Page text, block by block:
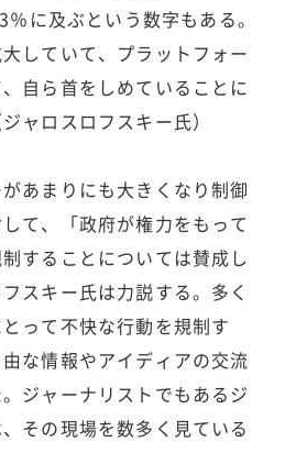
に及ぶという数字もある。
していて、プラットフォー
自ら首をしめていることに
ャロスロフスキー氏）
あまりにも大きくなり制御
て、「政府が権力をもって
することについては賛成し
スキー氏は力説する。多く
って不快な行動を規制す
な情報やアイディアの交流
ジャーナリストでもあるジ
その現場を数多く見ている